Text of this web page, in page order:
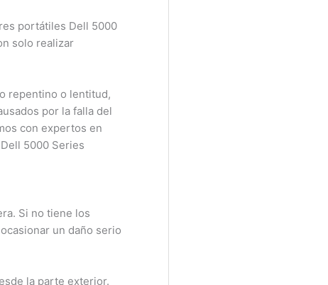
portátiles Dell 5000
solo realizar
repentino o lentitud,
por la falla del
con expertos en
5000 Series
Si no tiene los
un daño serio
la parte exterior.